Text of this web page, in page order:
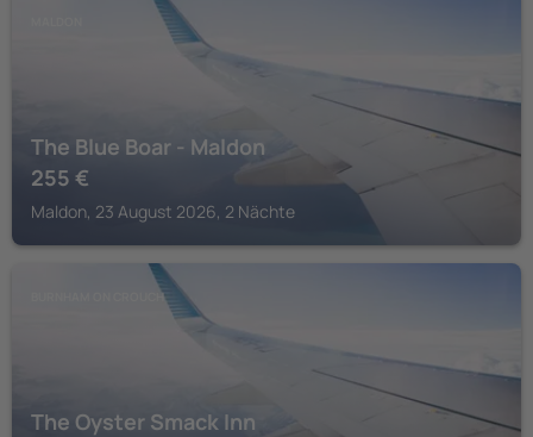
The Blue Boar - Maldon
255 €
Maldon, 23 August 2026, 2 Nächte
BURNHAM ON CROUCH
The Oyster Smack Inn